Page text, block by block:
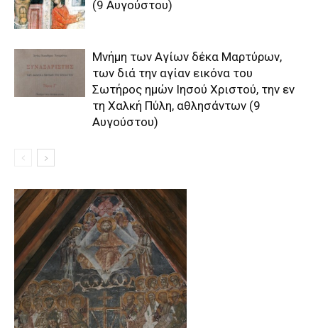
(9 Αυγούστου)
Μνήμη των Aγίων δέκα Mαρτύρων,
των διά την αγίαν εικόνα του
Σωτήρος ημών Iησού Xριστού, την εν
τη Xαλκή Πύλη, αθλησάντων (9
Αυγούστου)